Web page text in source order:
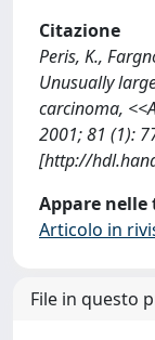
Citazione
Peris, K.,
Unusually
carcinoma,
2001; 81 (1):
[http://
Appare nelle
Articolo in
File in questo